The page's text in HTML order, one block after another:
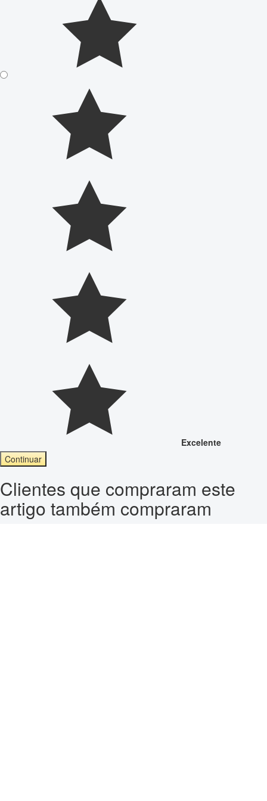
Excelente
Continuar
Clientes que compraram este
artigo também compraram